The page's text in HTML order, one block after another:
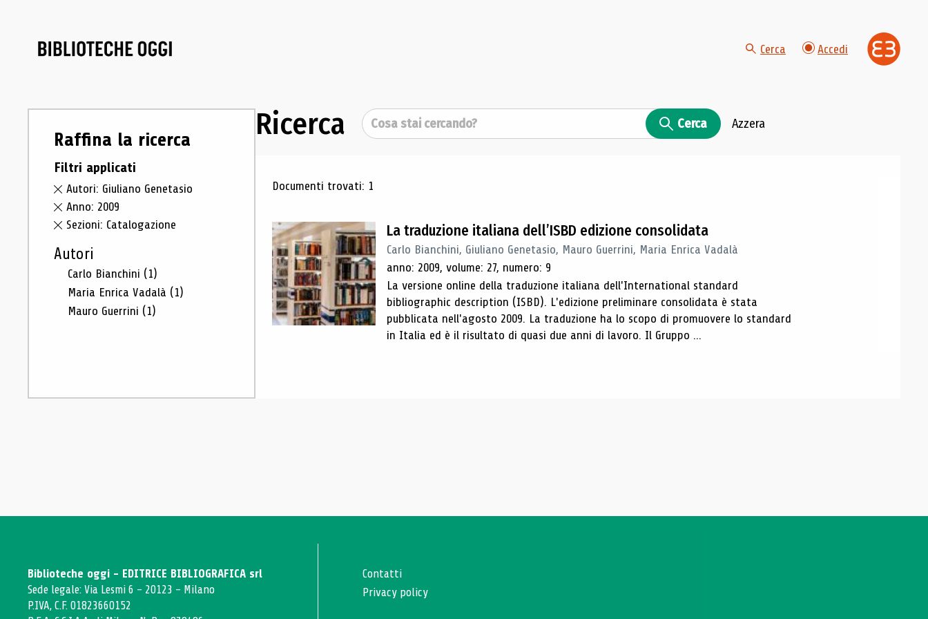
Cerca Accedi
Raffina la ricerca
Filtri applicati
Autori: Giuliano Genetasio
Anno: 2009
Sezioni: Catalogazione
Autori
Carlo Bianchini (1)
Maria Enrica Vadalà (1)
Mauro Guerrini (1)
Ricerca Cerca Cerca Azzera
Risultati di ricerca
Documenti trovati: 1
La traduzione italiana dell’ISBD edizione consolidata
Carlo Bianchini, Giuliano Genetasio, Mauro Guerrini, Maria Enrica Vadalà
anno: 2009, volume: 27, numero: 9
La versione online della traduzione italiana dell'International standard
bibliographic description (ISBD). L'edizione preliminare consolidata è stata
pubblicata nell'agosto 2009. La traduzione ha lo scopo di promuovere lo standard
in Italia ed è il risultato di quasi due anni di lavoro. Il Gruppo ...
Biblioteche oggi - EDITRICE BIBLIOGRAFICA srl
Sede legale: Via Lesmi 6 - 20123 - Milano
P.IVA, C.F. 01823660152
Contatti
Privacy policy